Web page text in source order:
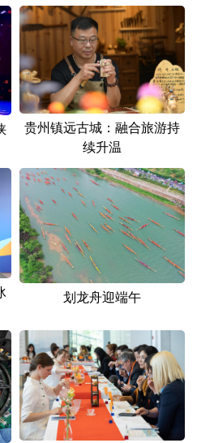
湖北 湖南
海南 重庆
云南 西藏
青海 宁夏
Français عربى
日本語 한국어
贵州镇远古城：融合旅游持
续升温
划龙舟迎端午